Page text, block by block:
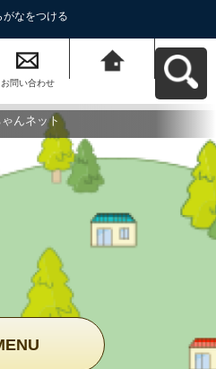
がなをつける
お問い合わせ
ットへ戻る
んネット